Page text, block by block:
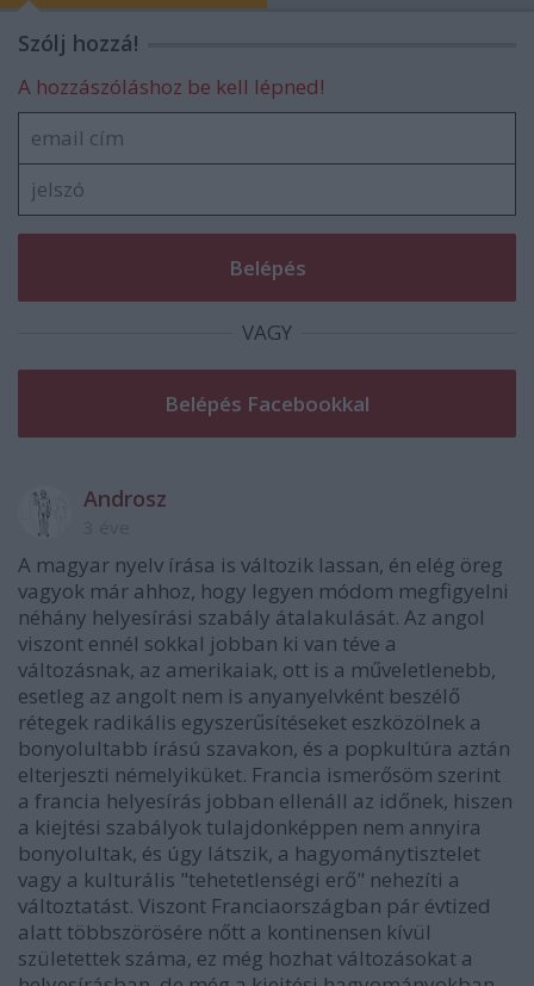
Szólj hozzá!
A hozzászóláshoz be kell lépned!
VAGY
Androsz
A magyar nyelv írása is változik lassan, én elég öreg
vagyok már ahhoz, hogy legyen módom megfigyelni
néhány helyesírási szabály átalakulását. Az angol
viszont ennél sokkal jobban ki van téve a
változásnak, az amerikaiak, ott is a műveletlenebb,
esetleg az angolt nem is anyanyelvként beszélő
rétegek radikális egyszerűsítéseket eszközölnek a
bonyolultabb írású szavakon, és a popkultúra aztán
elterjeszti némelyiküket. Francia ismerősöm szerint
a francia helyesírás jobban ellenáll az időnek, hiszen
a kiejtési szabályok tulajdonképpen nem annyira
bonyolultak, és úgy látszik, a hagyománytisztelet
vagy a kulturális "tehetetlenségi erő" nehezíti a
változtatást. Viszont Franciaországban pár évtized
alatt többszörösére nőtt a kontinensen kívül
születettek száma, ez még hozhat változásokat a